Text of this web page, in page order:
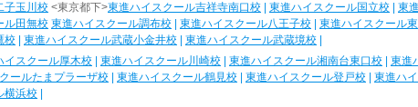
子玉川校 <東京都下>東進ハイスクール吉祥寺南口校 東進ハイスクール国立校 東
ル田無校 東進ハイスクール調布校 東進ハイスクール八王子校 東進ハイスクール
校 東進ハイスクール武蔵小金井校 東進ハイスクール武蔵境校
イスクール厚木校 東進ハイスクール川崎校 東進ハイスクール湘南台東口校 東進
ールたまプラーザ校 東進ハイスクール鶴見校 東進ハイスクール登戸校 東進ハ
横浜校